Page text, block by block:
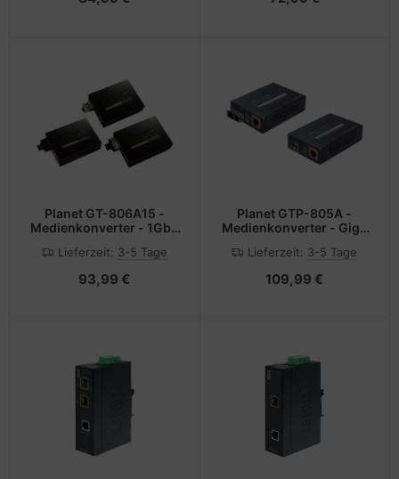
Planet GT-806A15 -
Medienkonverter - 1GbE
LX, 100Base-TX,
Single-Modus - bis zu 15
Lieferzeit: 3-5 Tage
93,99 €
Planet GTP-805A -
Medienkonverter - GigE
1000Base-T, 1000Base-
GBIC)
Lieferzeit: 3-5 Tage
109,99 €